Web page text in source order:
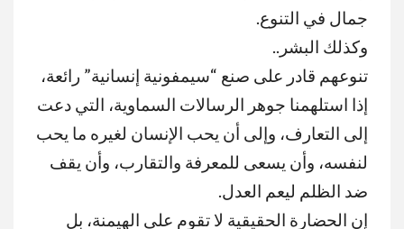
جمال في التنوع
وكذلك البشر
تنوعهم قادر على صنع “سيمفونية إنسانية” رائعة،
إذا استلهمنا جوهر الرسالات السماوية، التي دعت
إلى التعارف، وإلى أن يحب الإنسان لغيره ما يحب
لنفسه، وأن يسعى للمعرفة والتقارب، وأن يقف
ضد الظلم ليعم العدل
إن الحضارة الحقيقية لا تقوم على الهيمنة، بل